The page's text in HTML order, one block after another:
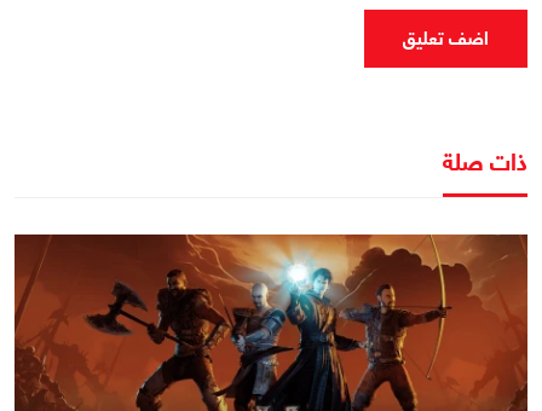
اضف تعليق
ذات صلة